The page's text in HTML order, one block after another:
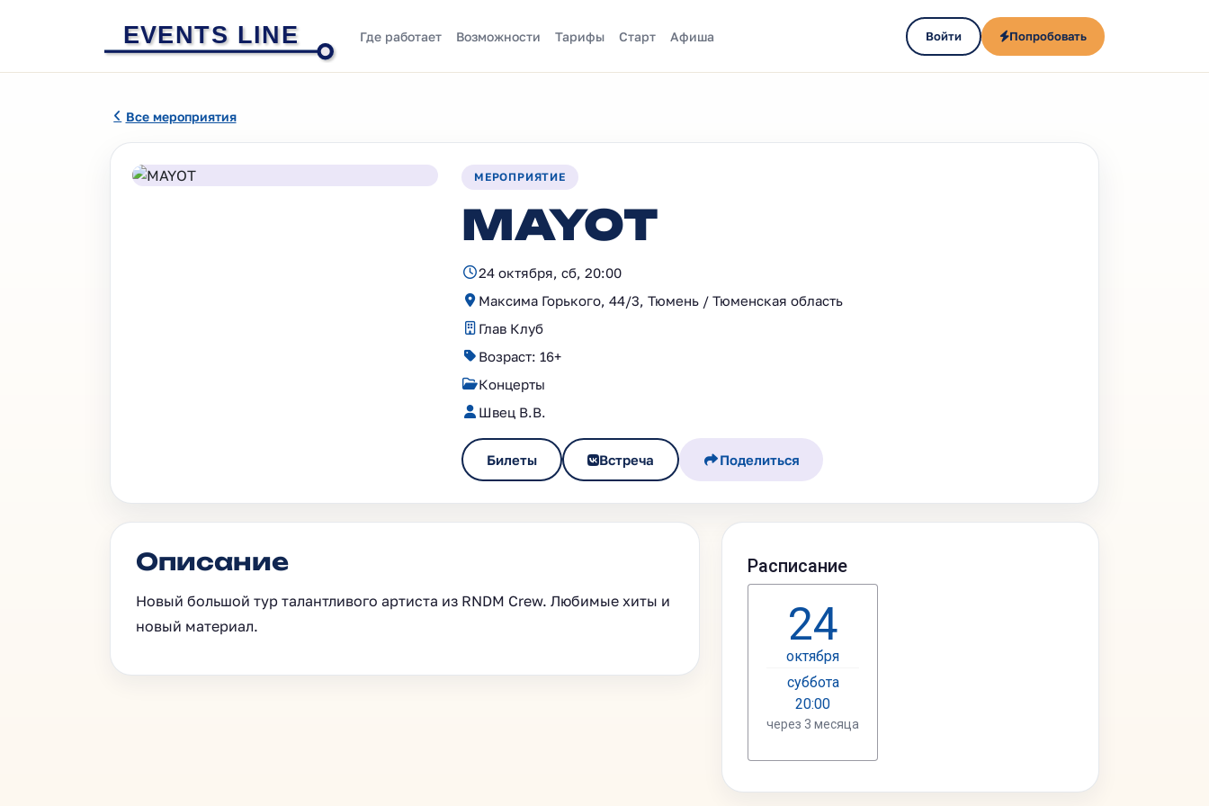
EVENTS LINE Где работает Возможности Тарифы Старт Афиша Войти Попробовать
Все мероприятия
МЕРОПРИЯТИЕ
MAYOT
24 октября, сб, 20:00
Максима Горького, 44/3, Тюмень / Тюменская область
Глав Клуб
Возраст: 16+
Концерты
Швец В.В.
Билеты Встреча Поделиться
Описание
Новый большой тур талантливого артиста из RNDM Crew. Любимые хиты и
новый материал.